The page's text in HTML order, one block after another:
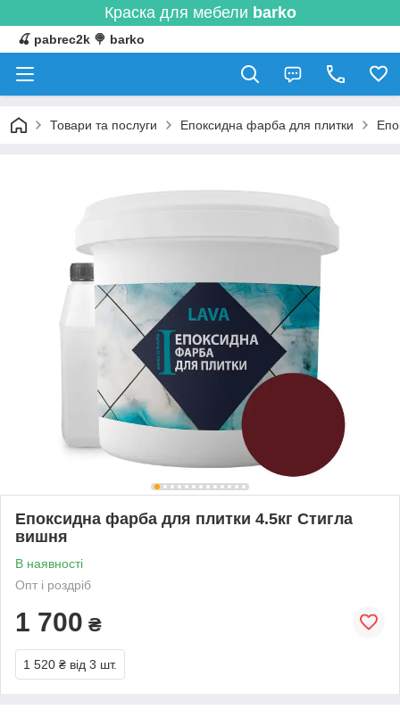
Краска для мебели barko
🍒 pabrec2k 🍭 barko
Товари та послуги Епоксидна фарба для плитки
Епоксидна фарба для плитки 4.5кг Стигла
вишня
В наявності
Опт і роздріб
1 700 ₴
1 520 ₴ від 3 шт.